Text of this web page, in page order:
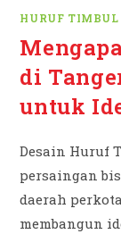
HURUF TIMBUL
di
untuk
Desain Huruf
persaingan
daerah
membangun